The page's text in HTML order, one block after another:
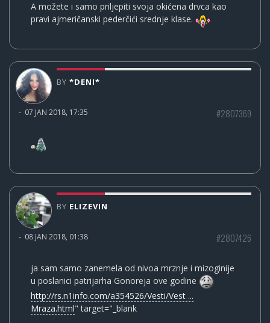
A možete i samo priljepiti svoja okićena drvca kao
pravi ajmeričanski pederčići srednje klase.
BY *DENI*
- 07 JAN 2018, 17:35 #2807369
BY ELIZEVIN
- 08 JAN 2018, 01:38 #2807426
ja sam samo zanemela od nivoa mrznje i mizoginije
u poslanici patrijarha Gonoreja ove godine
http://rs.n1info.com/a354526/Vesti/Vest ...
Mraza.html" target="_blank